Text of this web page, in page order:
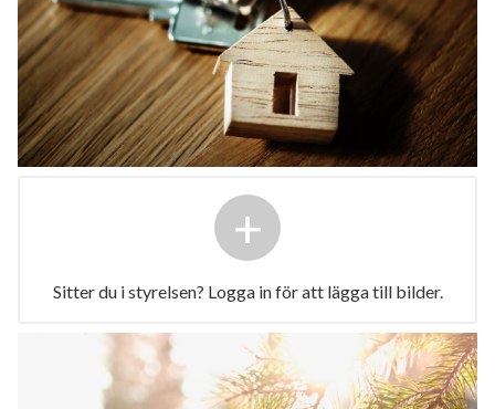
+
Sitter du i styrelsen? Logga in för att lägga till bilder.